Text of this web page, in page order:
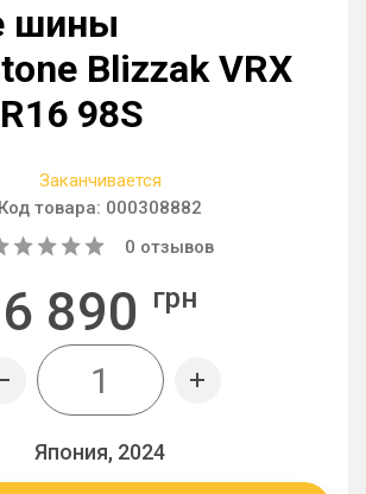
шины
Blizzak VRX
98S
Заканчивается
Код товара: 000308882
0 отзывов
6 890 грн
Япония, 2024